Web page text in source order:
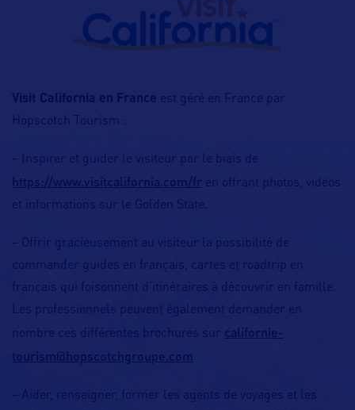
Visit California en France est géré en France par
Hopscotch Tourism :
– Inspirer et guider le visiteur par le biais de
https://www.visitcalifornia.com/fr en offrant photos, vidéos
et informations sur le Golden State.
– Offrir gracieusement au visiteur la possibilité de
commander guides en français, cartes et roadtrip en
français qui foisonnent d’itinéraires à découvrir en famille.
Les professionnels peuvent également demander en
nombre ces différentes brochures sur californie-
tourism@hopscotchgroupe.com
– Aider, renseigner, former les agents de voyages et les